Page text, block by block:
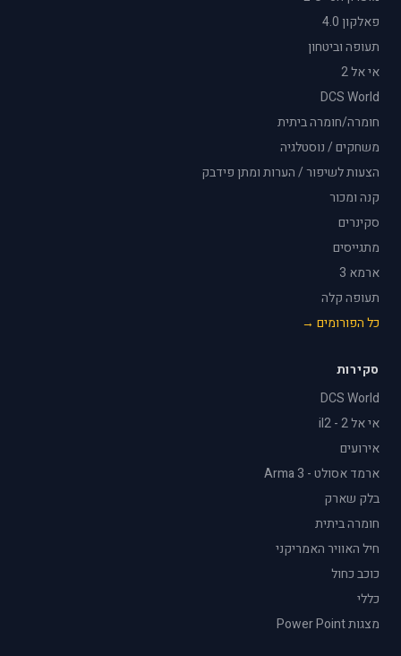
פאלקון 4.0
תעופה וביטחון
אי אל 2
DCS World
חומרה/חומרה ביתית
משחקים / נוסטלגיה
הצעות לשיפור / הערות ומתן פידבק
קנה ומכור
סקינרים
מתגייסים
ארמא 3
תעופה קלה
כל הפורומים →
סקירות
DCS World
אי אל 2 - il2
אירועים
ארמד אסולט - Arma 3
בלק שארק
חומרה ביתית
חיל האוויר האמריקני
כוכב כחול
כללי
מצגות Power Point